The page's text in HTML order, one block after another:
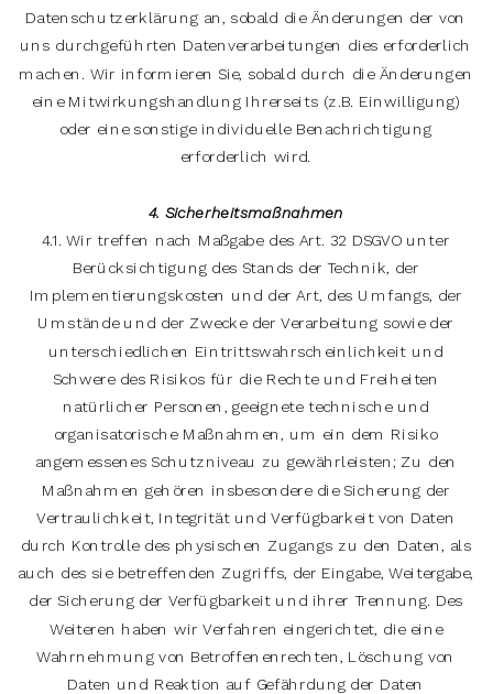
Datenschutzerklärung an, sobald die Änderungen der von
uns durchgeführten Datenverarbeitungen dies erforderlich
machen. Wir informieren Sie, sobald durch die Änderungen
eine Mitwirkungshandlung Ihrerseits (z.B. Einwilligung)
oder eine sonstige individuelle Benachrichtigung
erforderlich wird.
4. Sicherheitsmaßnahmen
4.1. Wir treffen nach Maßgabe des Art. 32 DSGVO unter
Berücksichtigung des Stands der Technik, der
Implementierungskosten und der Art, des Umfangs, der
Umstände und der Zwecke der Verarbeitung sowie der
unterschiedlichen Eintrittswahrscheinlichkeit und
Schwere des Risikos für die Rechte und Freiheiten
natürlicher Personen, geeignete technische und
organisatorische Maßnahmen, um ein dem Risiko
angemessenes Schutzniveau zu gewährleisten; Zu den
Maßnahmen gehören insbesondere die Sicherung der
Vertraulichkeit, Integrität und Verfügbarkeit von Daten
durch Kontrolle des physischen Zugangs zu den Daten, als
auch des sie betreffenden Zugriffs, der Eingabe, Weitergabe,
der Sicherung der Verfügbarkeit und ihrer Trennung. Des
Weiteren haben wir Verfahren eingerichtet, die eine
Wahrnehmung von Betroffenenrechten, Löschung von
Daten und Reaktion auf Gefährdung der Daten